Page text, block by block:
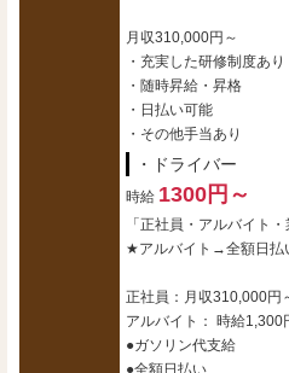
月収310,000円～
・充実した研修制度あり
・随時昇給・昇格
・日払い可能
・その他手当あり
・ドライバー
時給 1300円～
「正社員・アルバイト
★アルバイト→全額日払
正社員：月収310,000円
アルバイト： 時給1,300
●ガソリン代支給